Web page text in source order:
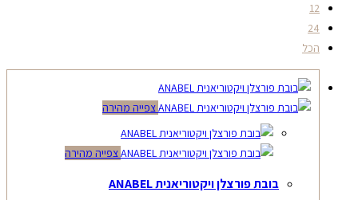
12
24
הכל
צפייה מהירה
צפייה מהירה
בובת פורצלן ויקטוריאנית ANABEL